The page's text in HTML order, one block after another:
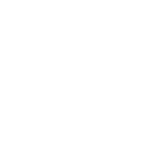
à l'auteur
de cette